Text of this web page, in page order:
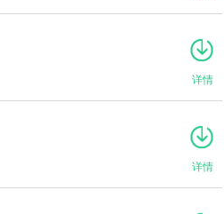
详情
详情